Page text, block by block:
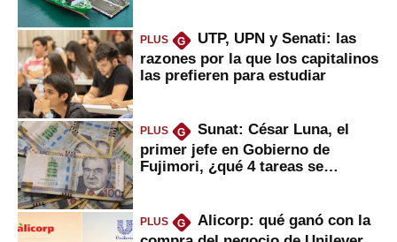
PLUS G
UTP, UPN y Senati: las
razones por la que los capitalinos
las prefieren para estudiar
PLUS G
Sunat: César Luna, el
primer jefe en Gobierno de
Fujimori, ¿qué 4 tareas se
PLUS G
Alicorp: qué ganó con la